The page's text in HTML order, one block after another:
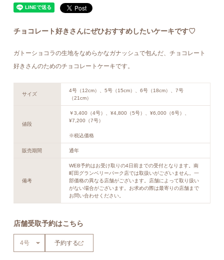
チョコレート好きさんにぜひおすすめしたいケーキです♡
ガトーショコラの生地をなめらかなガナッシュで包んだ、チョコレート
好きさんのためのチョコレートケーキです。
サイズ
4号（12cm）、5号（15cm）、6号（18cm）、7号
（21cm）
値段
￥3,400（4号）、¥4,800（5号）、¥6,000（6号）、
¥7,200（7号）
※税込価格
販売期間 通年
備考
WEB予約はお受け取りの4日前までの受付となります。南
町田グランベリーパーク店では取扱いがございません。一
部価格の異なる店舗がございます。店舗によって取り扱い
がない場合がございます。お求めの際は最寄りの店舗まで
お問い合わせください。
店舗受取予約はこちら
予約する